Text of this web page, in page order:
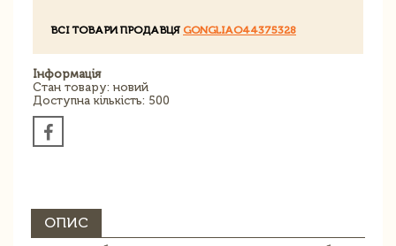
ВСІ ТОВАРИ ПРОДАВЦЯ GONGLIAO44375328
Інформація
Стан товару: новий
Доступна кількість: 500
ОПИС